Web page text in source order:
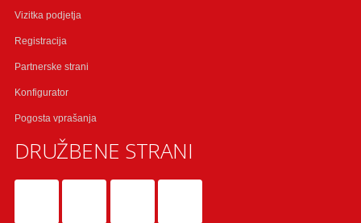
Vizitka podjetja
Registracija
Partnerske strani
Konfigurator
Pogosta vprašanja
DRUŽBENE STRANI